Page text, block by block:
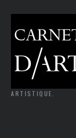
ARTISTIQUE.